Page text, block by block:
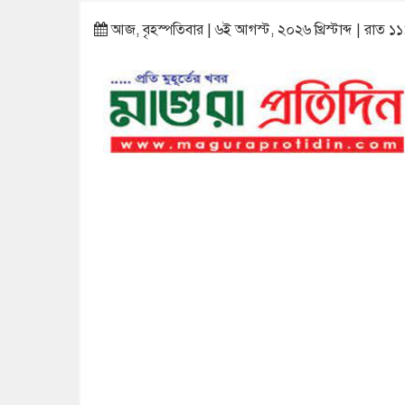
আজ, বৃহস্পতিবার | ৬ই আগস্ট, ২০২৬ খ্রিস্টাব্দ | রাত